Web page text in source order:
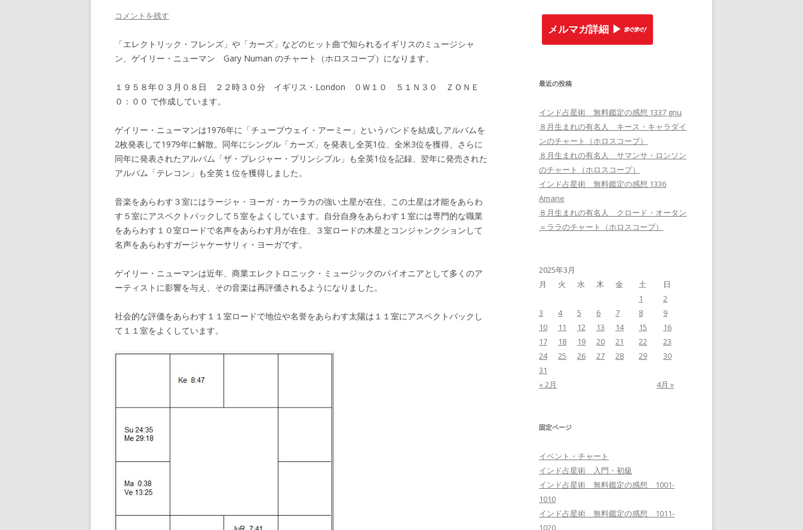
コメントを残す
「エレクトリック・フレンズ」や「カーズ」などのヒット曲で知られるイギリスのミュージシャ
ン、ゲイリー・ニューマン Gary Numan のチャート（ホロスコープ）になります。
１９５８年０３月０８日 ２２時３０分 イギリス・London ０Ｗ１０ ５１Ｎ３０ ＺＯＮＥ
０：００ で作成しています。
ゲイリー・ニューマンは1976年に「チューブウェイ・アーミー」というバンドを結成しアルバムを
2枚発表して1979年に解散。同年にシングル「カーズ」を発表し全英1位、全米3位を獲得、さらに
同年に発表されたアルバム「ザ・プレジャー・プリンシプル」も全英1位を記録、翌年に発売された
アルバム「テレコン」も全英１位を獲得しました。
音楽をあらわす３室にはラージャ・ヨーガ・カーラカの強い土星が在住、この土星は才能をあらわ
す５室にアスペクトバックして５室をよくしています。自分自身をあらわす１室には専門的な職業
をあらわす１０室ロードで名声をあらわす月が在住、３室ロードの木星とコンジャンクションして
名声をあらわすガージャケーサリィ・ヨーガです。
ゲイリー・ニューマンは近年、商業エレクトロニック・ミュージックのパイオニアとして多くのア
ーティストに影響を与え、その音楽は再評価されるようになりました。
社会的な評価をあらわす１１室ロードで地位や名誉をあらわす太陽は１１室にアスペクトバックし
て１１室をよくしています。
メルマガ詳細 ▶︎
最近の投稿
インド占星術 無料鑑定の感想 1337 gnu
８月生まれの有名人 キース・キャラダイ
ンのチャート（ホロスコープ）
８月生まれの有名人 サマンサ・ロンソン
のチャート（ホロスコープ）
インド占星術 無料鑑定の感想 1336
Amane
８月生まれの有名人 クロード・オータン
＝ララのチャート（ホロスコープ）
2025年3月
月
火 水 木 金 土 日
« 2月 4月 »
1
2
3
4 5 6 7 8
9
10
11 12 13 14 15
16
17
18 19 20 21 22
23
24
25 26 27 28 29
30
31
固定ページ
イベント・チャート
インド占星術 入門・初級
インド占星術 無料鑑定の感想 1001-
1010
インド占星術 無料鑑定の感想 1011-
1020